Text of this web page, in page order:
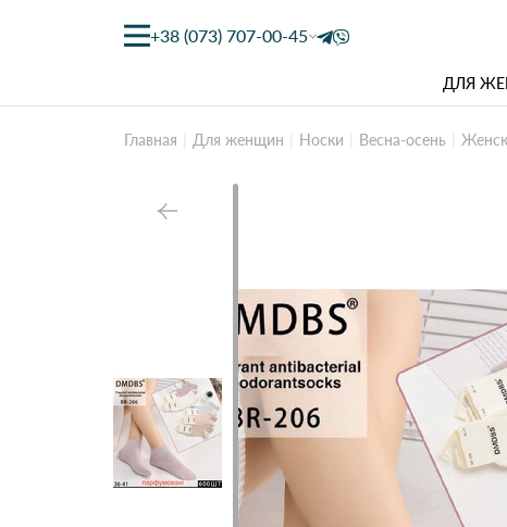
+38 (073) 707-00-45
ДЛЯ
Главная Для женщин Носки Весна-осень